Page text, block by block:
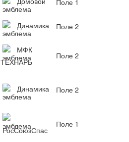
Динамика
Поле 2
МФК
ТЕХНАРЬ
Поле 2
Динамика
Поле 2
РосСоюзСпас
Поле 1